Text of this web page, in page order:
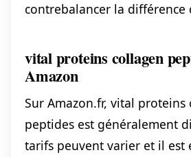
contrebalancer la différence
vital proteins collagen
Amazon
Sur Amazon.fr, vital proteins
peptides est généralement
tarifs peuvent varier et il est